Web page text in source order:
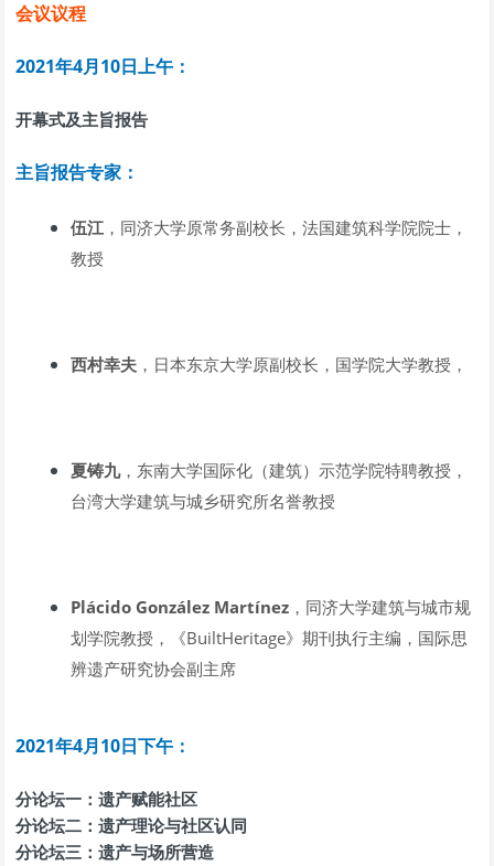
会议议程
2021年4月10日上午：
开幕式及主旨报告
主旨报告专家：
伍江 ，同济大学原常务副校长，法国建筑科学院院士，
教授
西村幸夫 ，日本东京大学原副校长，国学院大学教授，
夏铸九，东南大学国际化（建筑）示范学院特聘教授，
台湾大学建筑与城乡研究所名誉教授
Plácido González Martínez ，同济大学建筑与城市规
划学院教授，《BuiltHeritage》期刊执行主编，国际思
辨遗产研究协会副主席
2021年4月10日下午：
分论坛一：遗产赋能社区
分论坛二：遗产理论与社区认同
分论坛三：遗产与场所营造